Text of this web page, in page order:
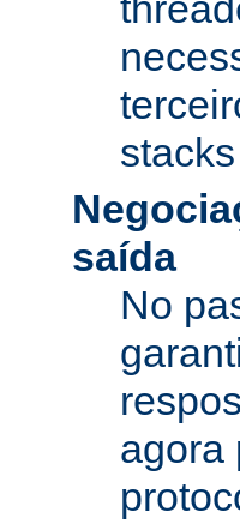
saída
No
agora